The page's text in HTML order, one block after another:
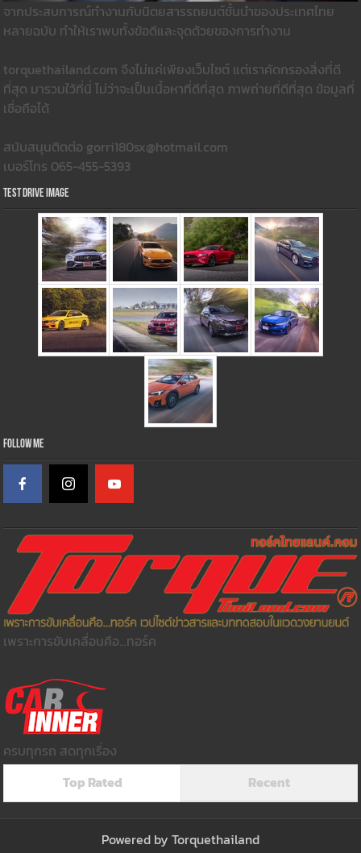
จากประสบการณ์ทำงานกับนิตยสารรถยนต์ชั้นนำของประเทศไทย
หลายฉบับ ทำให้เราพบทั้งข้อดีและจุดด้วยของการทำงาน
torquethailand.com จึงไม่แค่เพียงเว็บไซต์ แต่เราคัดกรองสิ่งที่ดี
ที่สุด มารวมใว้ที่นี่ ไม่ว่าจะเป็นเนื้อหาที่ดีที่สุด ภาพถ่ายที่ดีที่สุด ข้อมูลที่
เชื่อถือได้
สนับสนุนติดต่อ gorri180sx@hotmail.com
เบอร์โทร 065-455-5393
Test Drive Image
Follow Me
เพราะการขับเคลื่อนคือ...ทอร์ค
ครบทุกรถ สดทุกเรื่อง
Top Rated
Recent
Powered by Torquethailand